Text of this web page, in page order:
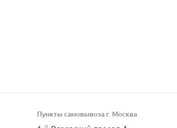
Пункты самовывоза г. Москва